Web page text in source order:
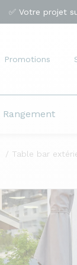
✅ Votre projet
Promotions
Rangement
Table bar